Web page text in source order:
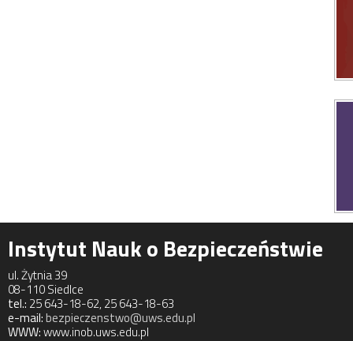
Instytut Nauk o Bezpieczeństwie
ul. Żytnia 39
08-110 Siedlce
tel.: 25 643-18-62, 25 643-18-63
e-mail:bezpieczenstwo@uws.edu.pl
WWW:www.inob.uws.edu.pl